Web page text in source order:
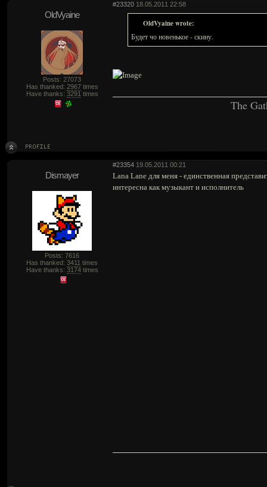
#23320 18.05.2011 22:58
OldVyaine
Posts: 27073
Has thanked: 2967times
Have thanks: 3291 times
OldVyaine wrote:
Будет чо новенькое - скину.
The
#23354 19.05.2011 00:21
Dismayer
Posts: 7616
Has thanked: 3411 times
Have thanks: 3174times
Lana Lane для меня - единственная
интересна как музыкант и исполнитель